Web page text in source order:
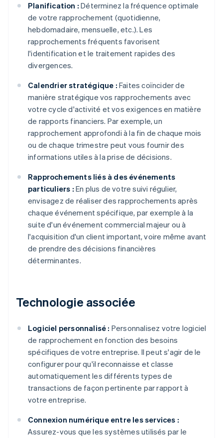
Planification : Déterminez la fréquence optimale
de votre rapprochement (quotidienne,
hebdomadaire, mensuelle, etc.). Les
rapprochements fréquents favorisent
l'identification et le traitement rapides des
divergences.
Calendrier stratégique : Faites coïncider de
manière stratégique vos rapprochements avec
votre cycle d'activité et vos exigences en matière
de rapports financiers. Par exemple, un
rapprochement approfondi à la fin de chaque mois
ou de chaque trimestre peut vous fournir des
informations utiles à la prise de décisions.
Rapprochements liés à des événements
particuliers : En plus de votre suivi régulier,
envisagez de réaliser des rapprochements après
chaque événement spécifique, par exemple à la
suite d'un événement commercial majeur ou à
l'acquisition d'un client important, voire même avant
de prendre des décisions financières
déterminantes.
Technologie associée
Logiciel personnalisé : Personnalisez votre logiciel
de rapprochement en fonction des besoins
spécifiques de votre entreprise. Il peut s'agir de le
configurer pour qu'il reconnaisse et classe
automatiquement les différents types de
transactions de façon pertinente par rapport à
votre entreprise.
Connexion numérique entre les services :
Assurez-vous que les systèmes utilisés par le